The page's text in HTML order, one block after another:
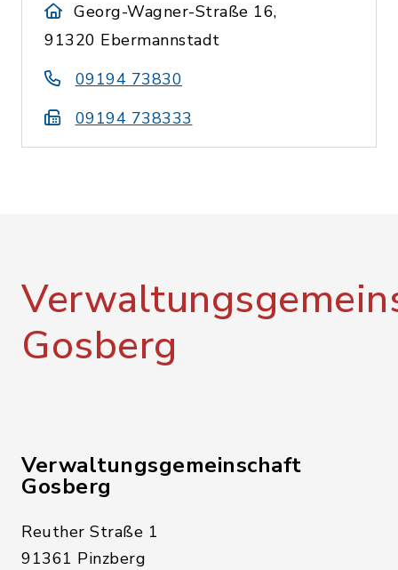
Georg-Wagner-Straße 16,
91320 Ebermannstadt
09194 73830
09194 738333
Gosberg
Verwaltungsgemeinschaft
Gosberg
Reuther Straße 1
91361 Pinzberg